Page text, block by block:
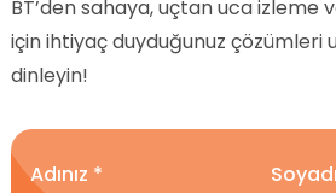
BT’den sahaya, uçtan uca izleme
için ihtiyaç duyduğunuz çözümleri
dinleyin!
Adınız *